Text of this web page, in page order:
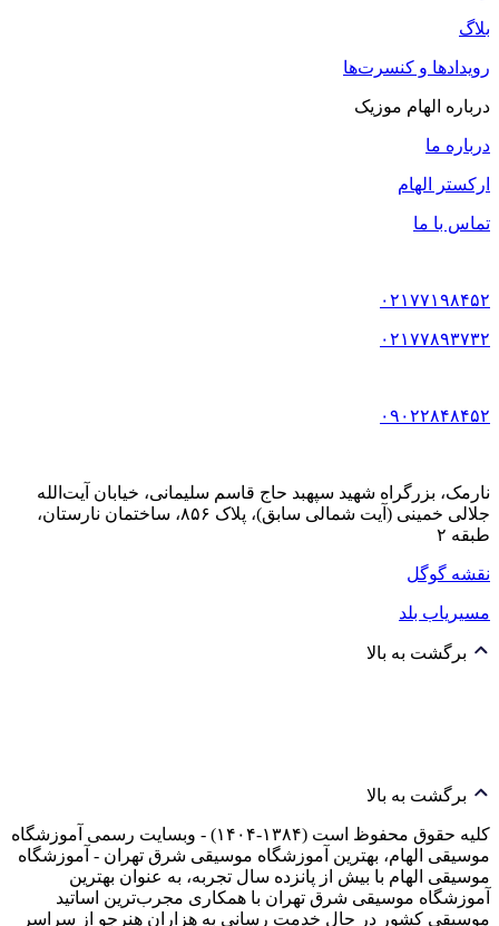
بلاگ
رویدادها و کنسرت‌ها
درباره الهام موزیک
درباره ما
ارکستر الهام
تماس با ما
۰۲۱۷۷۱۹۸۴۵۲
۰۲۱۷۷۸۹۳۷۳۲
۰۹۰۲۲۸۴۸۴۵۲
نارمک، بزرگراه شهید سپهبد حاج قاسم سلیمانی، خیابان آیت‌الله
جلالی خمینی (آیت شمالی سابق)، پلاک ۸۵۶، ساختمان نارستان،
طبقه ۲
نقشه گوگل
مسیریاب بلد
برگشت به بالا
برگشت به بالا
کلیه حقوق محفوظ است (۱۳۸۴-۱۴۰۴) - وبسایت رسمی آموزشگاه
موسیقی الهام، بهترین آموزشگاه موسیقی شرق تهران - آموزشگاه
موسیقی الهام با بیش از پانزده سال تجربه، به عنوان بهترین
آموزشگاه موسیقی شرق تهران با همکاری مجرب‌ترین اساتید
موسیقی کشور در حال خدمت رسانی به هزاران هنرجو از سراسر